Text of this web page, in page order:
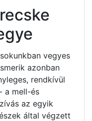
sokunkban vegyes
azonban
rendkívül
a mell-és
az egyik
által végzett